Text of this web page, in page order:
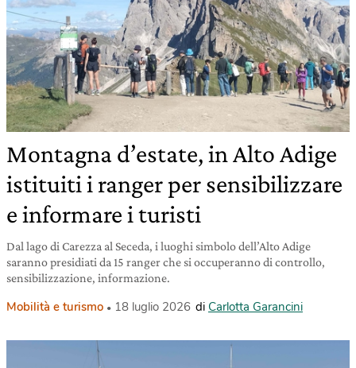
Montagna d’estate, in Alto Adige
istituiti i ranger per sensibilizzare
e informare i turisti
Dal lago di Carezza al Seceda, i luoghi simbolo dell’Alto Adige
saranno presidiati da 15 ranger che si occuperanno di controllo,
sensibilizzazione, informazione.
Mobilità e turismo 18 luglio 2026 di Carlotta Garancini